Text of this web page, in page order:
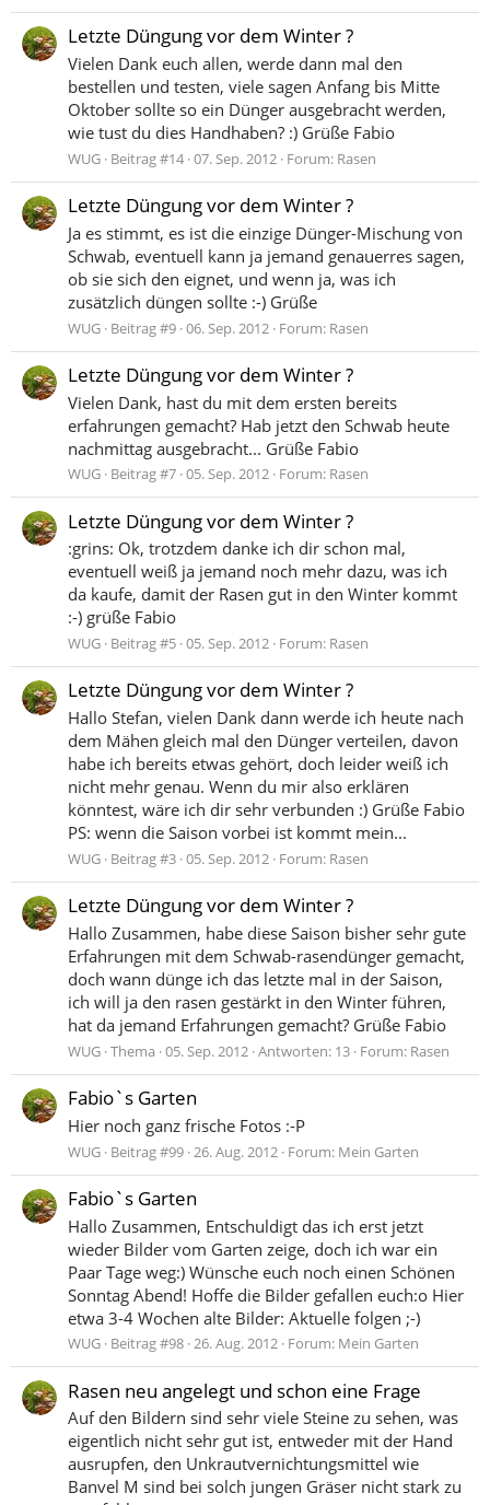
Letzte Düngung vor dem Winter ?
Vielen Dank euch allen, werde dann mal den
bestellen und testen, viele sagen Anfang bis Mitte
Oktober sollte so ein Dünger ausgebracht werden,
wie tust du dies Handhaben? :) Grüße Fabio
WUG Beitrag #14 07. Sep. 2012 Forum: Rasen
Letzte Düngung vor dem Winter ?
Ja es stimmt, es ist die einzige Dünger-Mischung von
Schwab, eventuell kann ja jemand genauerres sagen,
ob sie sich den eignet, und wenn ja, was ich
zusätzlich düngen sollte :-) Grüße
WUG Beitrag #9 06. Sep. 2012 Forum: Rasen
Letzte Düngung vor dem Winter ?
Vielen Dank, hast du mit dem ersten bereits
erfahrungen gemacht? Hab jetzt den Schwab heute
nachmittag ausgebracht... Grüße Fabio
WUG Beitrag #7 05. Sep. 2012 Forum: Rasen
Letzte Düngung vor dem Winter ?
:grins: Ok, trotzdem danke ich dir schon mal,
eventuell weiß ja jemand noch mehr dazu, was ich
da kaufe, damit der Rasen gut in den Winter kommt
:-) grüße Fabio
WUG Beitrag #5 05. Sep. 2012 Forum: Rasen
Letzte Düngung vor dem Winter ?
Hallo Stefan, vielen Dank dann werde ich heute nach
dem Mähen gleich mal den Dünger verteilen, davon
habe ich bereits etwas gehört, doch leider weiß ich
nicht mehr genau. Wenn du mir also erklären
könntest, wäre ich dir sehr verbunden :) Grüße Fabio
PS: wenn die Saison vorbei ist kommt mein...
WUG Beitrag #3 05. Sep. 2012 Forum: Rasen
Letzte Düngung vor dem Winter ?
Hallo Zusammen, habe diese Saison bisher sehr gute
Erfahrungen mit dem Schwab-rasendünger gemacht,
doch wann dünge ich das letzte mal in der Saison,
ich will ja den rasen gestärkt in den Winter führen,
hat da jemand Erfahrungen gemacht? Grüße Fabio
WUG Thema 05. Sep. 2012 Antworten: 13 Forum: Rasen
Fabio`s Garten
Hier noch ganz frische Fotos :-P
WUG Beitrag #99 26. Aug. 2012 Forum: Mein Garten
Fabio`s Garten
Hallo Zusammen, Entschuldigt das ich erst jetzt
wieder Bilder vom Garten zeige, doch ich war ein
Paar Tage weg:) Wünsche euch noch einen Schönen
Sonntag Abend! Hoffe die Bilder gefallen euch:o Hier
etwa 3-4 Wochen alte Bilder: Aktuelle folgen ;-)
WUG Beitrag #98 26. Aug. 2012 Forum: Mein Garten
Rasen neu angelegt und schon eine Frage
Auf den Bildern sind sehr viele Steine zu sehen, was
eigentlich nicht sehr gut ist, entweder mit der Hand
ausrupfen, den Unkrautvernichtungsmittel wie
Banvel M sind bei solch jungen Gräser nicht stark zu